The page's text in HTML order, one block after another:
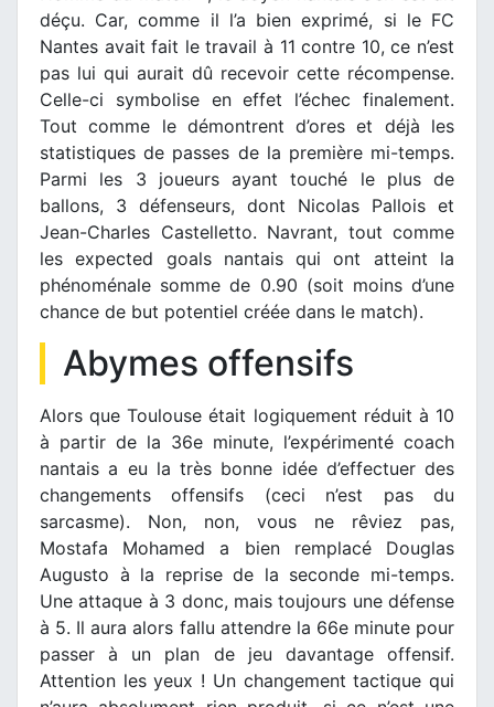
déçu. Car, comme il l’a bien exprimé, si le FC
Nantes avait fait le travail à 11 contre 10, ce n’est
pas lui qui aurait dû recevoir cette récompense.
Celle-ci symbolise en effet l’échec finalement.
Tout comme le démontrent d’ores et déjà les
statistiques de passes de la première mi-temps.
Parmi les 3 joueurs ayant touché le plus de
ballons, 3 défenseurs, dont Nicolas Pallois et
Jean-Charles Castelletto. Navrant, tout comme
les expected goals nantais qui ont atteint la
phénoménale somme de 0.90 (soit moins d’une
chance de but potentiel créée dans le match).
Abymes offensifs
Alors que Toulouse était logiquement réduit à 10
à partir de la 36e minute, l’expérimenté coach
nantais a eu la très bonne idée d’effectuer des
changements offensifs (ceci n’est pas du
sarcasme). Non, non, vous ne rêviez pas,
Mostafa Mohamed a bien remplacé Douglas
Augusto à la reprise de la seconde mi-temps.
Une attaque à 3 donc, mais toujours une défense
à 5. Il aura alors fallu attendre la 66e minute pour
passer à un plan de jeu davantage offensif.
Attention les yeux ! Un changement tactique qui